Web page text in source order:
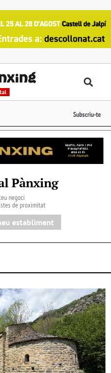
Subscriu-te
Pànxing
negoci
de proximitat
establiment